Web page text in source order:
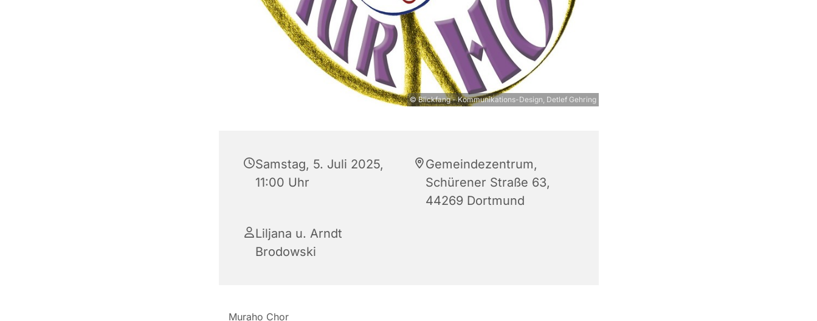
© Blickfang - Kommunikations-Design, Detlef Gehring
Samstag, 5. Juli 2025,
11:00 Uhr
Gemeindezentrum,
Schürener Straße 63,
44269 Dortmund
Liljana u. Arndt
Brodowski
Muraho Chor